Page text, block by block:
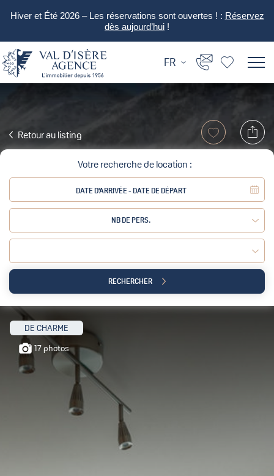
Hiver et Été 2026 – Les réservations sont ouvertes ! : Réservez
dès aujourd’hui !
FR
Retour au listing
Votre recherche de location :
NB DE PERS.
Adulte : Enfant :
RECHERCHER
DE CHARME
17 photos